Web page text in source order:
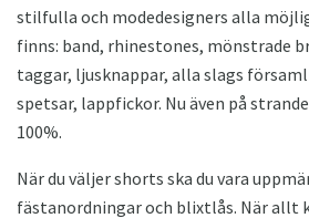
stilfulla och modedesigners alla
finns: band, rhinestones, mönstrade
taggar, ljusknappar, alla slags
spetsar, lappfickor. Nu även på
100%.
När du väljer shorts ska du vara
fästanordningar och blixtlås. När allt